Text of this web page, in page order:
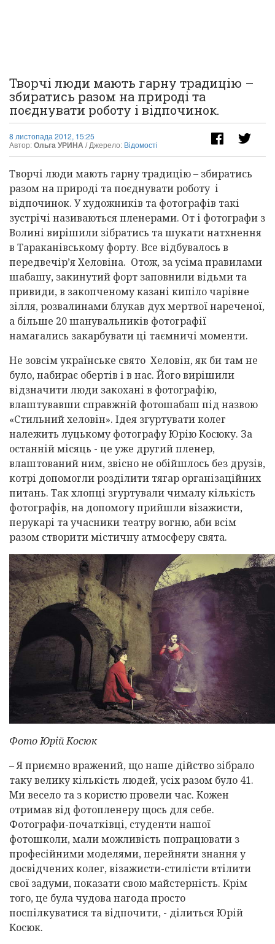
Творчі люди мають гарну традицію –
збиратись разом на природі та
поєднувати роботу і відпочинок.
8 листопада 2012, 15:25
Автор: Ольга УРИНА / Джерело: Відомості
Творчі люди мають гарну традицію – збиратись
разом на природі та поєднувати роботу і
відпочинок. У художників та фотографів такі
зустрічі називаються пленерами. От і фотографи з
Волині вирішили зібратись та шукати натхнення
в Тараканівському форту. Все відбувалось в
передвечір’я Хеловіна. Отож, за усіма правилами
шабашу, закинутий форт заповнили відьми та
привиди, в закопченому казані кипіло чарівне
зілля, розвалинами блукав дух мертвої нареченої,
а більше 20 шанувальників фотографії
намагались закарбувати ці таємничі моменти.
Не зовсім українське свято Хеловін, як би там не
було, набирає обертів і в нас. Його вирішили
відзначити люди закохані в фотографію,
влаштувавши справжній фотошабаш під назвою
«Стильний хеловін». Ідея згуртувати колег
належить луцькому фотографу Юрію Косюку. За
останній місяць - це уже другий пленер,
влаштований ним, звісно не обійшлось без друзів,
котрі допомогли розділити тягар організаційних
питань. Так хлопці згуртували чималу кількість
фотографів, на допомогу прийшли візажисти,
перукарі та учасники театру вогню, аби всім
разом створити містичну атмосферу свята.
Фото Юрій Косюк
– Я приємно вражений, що наше дійство зібрало
таку велику кількість людей, усіх разом було 41.
Ми весело та з користю провели час. Кожен
отримав від фотопленеру щось для себе.
Фотографи-початківці, студенти нашої
фотошколи, мали можливість попрацювати з
професійними моделями, перейняти знання у
досвідчених колег, візажисти-стилісти втілити
свої задуми, показати свою майстерність. Крім
того, це була чудова нагода просто
поспілкуватися та відпочити, - ділиться Юрій
Косюк.